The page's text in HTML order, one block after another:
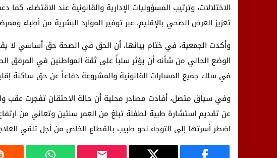
الاختلالات، وترتيب المسؤوليات الإدارية والقانونية عند الاقتضاء،
تعزيز العرض الصحي بالإقليم، عبر توفير الموارد البشرية من أطباء
وأكدت الجمعية، في ختام بيانها، أن الحق في الصحة حق أساسي لا
الوضع الحالي من شأنه أن يؤثر سلباً على ثقة المواطنين في
في سلك جميع المسارات القانونية والمشروعة دفاعاً عن حق ساكنة
وفي سياق متصل، أفادت مصادر محلية أن حالة الاحتقان تفجرت عقب
عن تقديم استشارة طبية لطفلة تبلغ من العمر سنتين وتعاني من
اضطر أسرتها إلى التوجه نحو طبيب بالقطاع الخاص من أجل تلقي